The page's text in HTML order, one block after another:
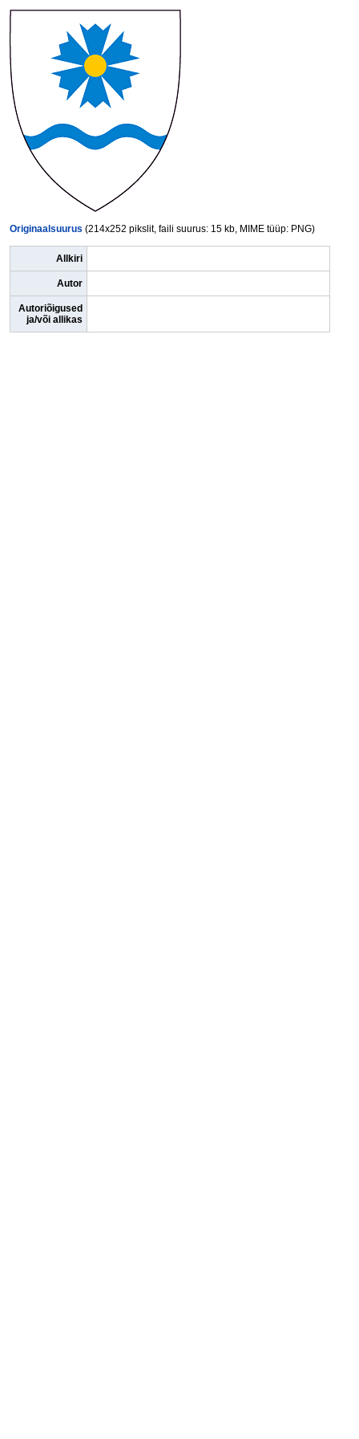
Originaalsuurus (214x252 pikslit, faili suurus: 15 kb, MIME tüüp: PNG)
Allkiri
Autor
Autoriõigused
ja/või allikas